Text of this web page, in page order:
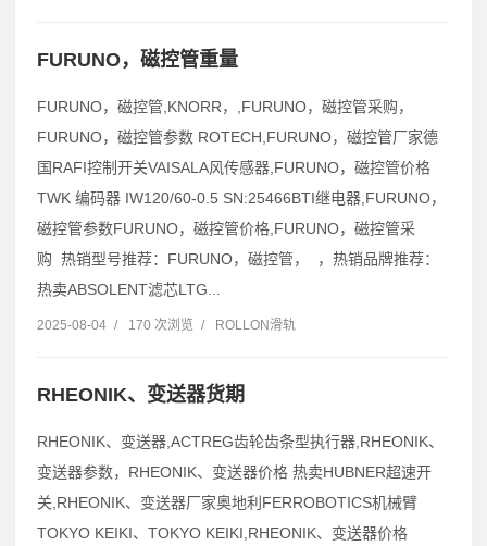
FURUNO，磁控管重量
FURUNO，磁控管,KNORR，,FURUNO，磁控管采购，
FURUNO，磁控管参数 ROTECH,FURUNO，磁控管厂家德
国RAFI控制开关VAISALA风传感器,FURUNO，磁控管价格
TWK 编码器 IW120/60-0.5 SN:25466BTI继电器,FURUNO，
磁控管参数FURUNO，磁控管价格,FURUNO，磁控管采
购 热销型号推荐：FURUNO，磁控管， ，热销品牌推荐：
热卖ABSOLENT滤芯LTG...
2025-08-04 / 170 次浏览 / ROLLON滑轨
RHEONIK、变送器货期
RHEONIK、变送器,ACTREG齿轮齿条型执行器,RHEONIK、
变送器参数，RHEONIK、变送器价格 热卖HUBNER超速开
关,RHEONIK、变送器厂家奥地利FERROBOTICS机械臂
TOKYO KEIKI、TOKYO KEIKI,RHEONIK、变送器价格